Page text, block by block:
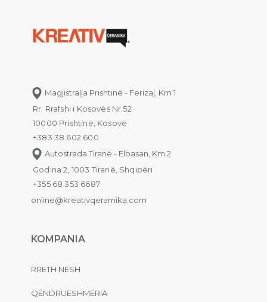
Magjistralja Prishtinë - Ferizaj, Km 1
Rr. Rrafshi i Kosovës Nr.52
10000 Prishtinë, Kosovë
+383 38 602 600
Autostrada Tiranë - Elbasan, Km 2
Godina 2, 1003 Tiranë, Shqipëri
+355 68 353 6687
online@kreativqeramika.com
KOMPANIA
RRETH NESH
QËNDRUESHMËRIA